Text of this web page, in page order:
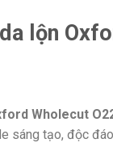
lộn
Wholecut
sáng tạo, độc